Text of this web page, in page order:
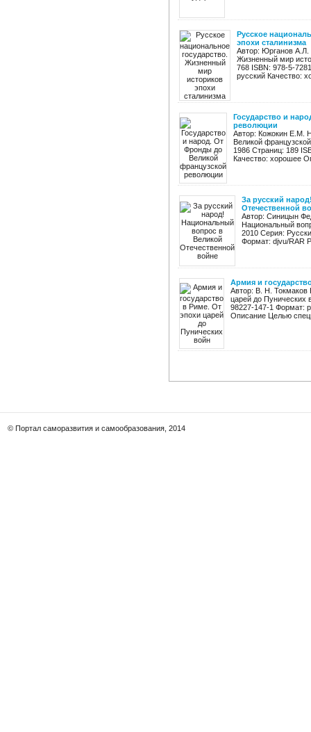
Русское
эпохи сталинизма
Автор: Юрганов А.Л.
Жизненный мир
768 ISBN: 978-5-
русский Качество:
Государство и
революции
Автор: Кожокин Е.М.
Великой
1986 Страниц: 189
Качество: хорошее
За русский
Отечественной
Автор: Синицын
Национальный
2010 Серия:
Формат: djvu/RAR
Армия и
Автор: В. Н. Токмаков
царей до Пунических
98227-147-1 Формат:
Описание Целью
© Портал саморазвития и самообразования, 2014